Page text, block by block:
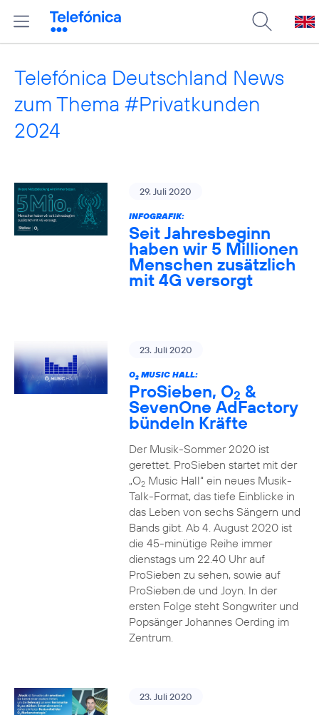
Telefónica Deutschland News
zum Thema #Privatkunden
2024
29. Juli 2020
INFOGRAFIK:
Seit Jahresbeginn
haben wir 5 Millionen
Menschen zusätzlich
mit 4G versorgt
23. Juli 2020
O2MUSIC HALL:
ProSieben, O2 &
SevenOne AdFactory
bündeln Kräfte
Der Musik-Sommer 2020 ist
gerettet. ProSieben startet mit der
„O2Music Hall“ ein neues Musik-
Talk-Format, das tiefe Einblicke in
das Leben von sechs Sängern und
Bands gibt. Ab 4. August 2020 ist
die 45-minütige Reihe immer
dienstags um 22.40 Uhr auf
ProSieben zu sehen, sowie auf
ProSieben.de und Joyn. In der
ersten Folge steht Songwriter und
Popsänger Johannes Oerding im
Zentrum.
23. Juli 2020